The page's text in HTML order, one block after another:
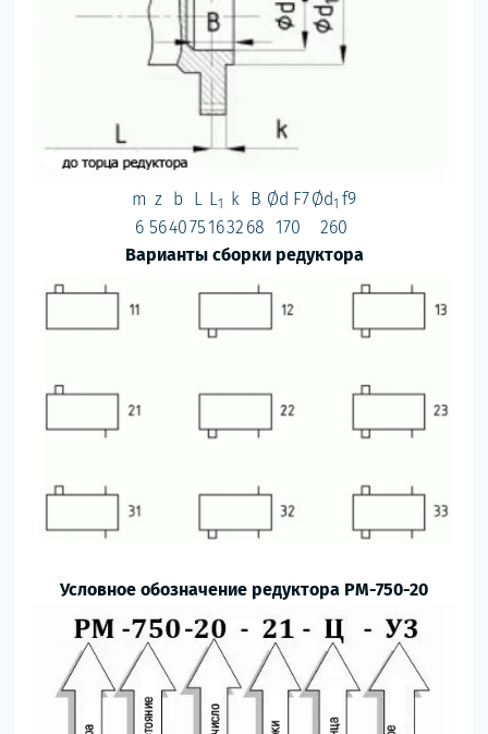
m z b L L1 k B Ød F7Ød1 f9
6 5640751632 68 170
260
Варианты сборки редуктора
Условное обозначение редуктора РМ-750-20